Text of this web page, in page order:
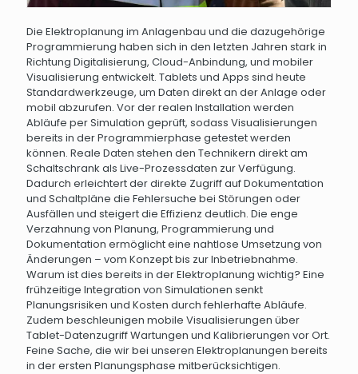
Die Elektroplanung im Anlagenbau und die dazugehörige
Programmierung haben sich in den letzten Jahren stark in
Richtung Digitalisierung, Cloud-Anbindung, und mobiler
Visualisierung entwickelt. Tablets und Apps sind heute
Standardwerkzeuge, um Daten direkt an der Anlage oder
mobil abzurufen. Vor der realen Installation werden
Abläufe per Simulation geprüft, sodass Visualisierungen
bereits in der Programmierphase getestet werden
können. Reale Daten stehen den Technikern direkt am
Schaltschrank als Live-Prozessdaten zur Verfügung.
Dadurch erleichtert der direkte Zugriff auf Dokumentation
und Schaltpläne die Fehlersuche bei Störungen oder
Ausfällen und steigert die Effizienz deutlich. Die enge
Verzahnung von Planung, Programmierung und
Dokumentation ermöglicht eine nahtlose Umsetzung von
Änderungen – vom Konzept bis zur Inbetriebnahme.
Warum ist dies bereits in der Elektroplanung wichtig? Eine
frühzeitige Integration von Simulationen senkt
Planungsrisiken und Kosten durch fehlerhafte Abläufe.
Zudem beschleunigen mobile Visualisierungen über
Tablet-Datenzugriff Wartungen und Kalibrierungen vor Ort.
Feine Sache, die wir bei unseren Elektroplanungen bereits
in der ersten Planungsphase mitberücksichtigen.